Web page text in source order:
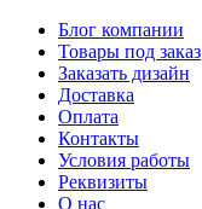
Блог компании
Товары под заказ
Заказать дизайн
Доставка
Оплата
Контакты
Условия работы
Реквизиты
О нас